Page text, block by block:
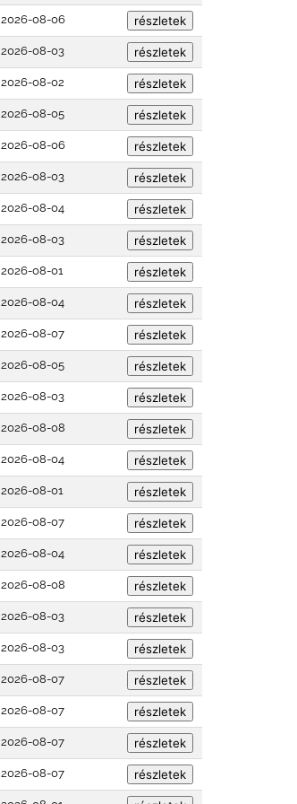
2026-08-06
2026-08-03
2026-08-02
2026-08-05
2026-08-06
2026-08-03
2026-08-04
2026-08-03
2026-08-01
2026-08-04
2026-08-07
2026-08-05
2026-08-03
2026-08-08
2026-08-04
2026-08-01
2026-08-07
2026-08-04
2026-08-08
2026-08-03
2026-08-03
2026-08-07
2026-08-07
2026-08-07
2026-08-07